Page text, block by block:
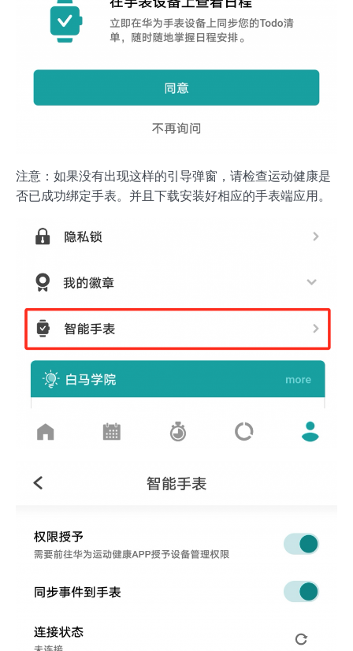
注意：如果没有出现这样的引导弹窗，请检查运动健康是
否已成功绑定手表。并且下载安装好相应的手表端应用。